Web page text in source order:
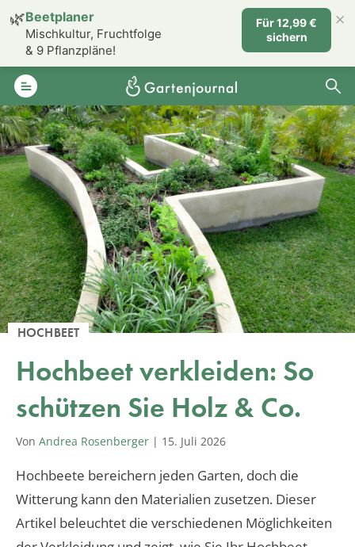
HOCHBEET
Hochbeet verkleiden: So
schützen Sie Holz & Co.
Von Andrea Rosenberger | 15. Juli 2026
Hochbeete bereichern jeden Garten, doch die
Witterung kann den Materialien zusetzen. Dieser
Artikel beleuchtet die verschiedenen Möglichkeiten
🌿Beetplaner
Mischkultur, Fruchtfolge
& 9 Pflanzpläne!
Für 12,99 €
sichern
×